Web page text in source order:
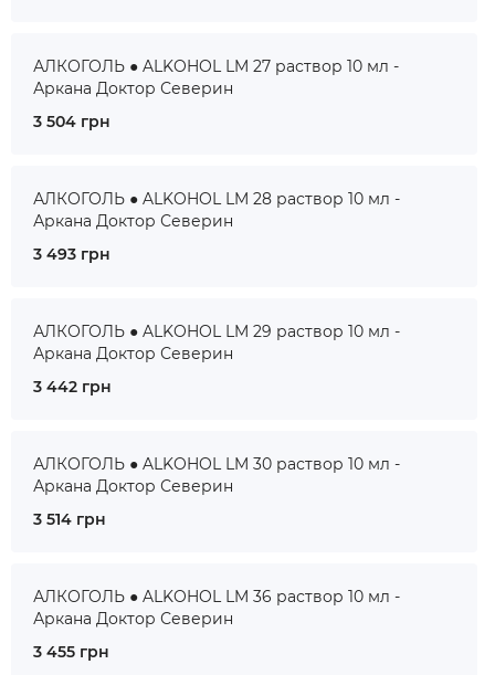
АЛКОГОЛЬ ● ALKOHOL LM 27 раствор 10 мл -
Аркана Доктор Северин
3 504 грн
АЛКОГОЛЬ ● ALKOHOL LM 28 раствор 10 мл -
Аркана Доктор Северин
3 493 грн
АЛКОГОЛЬ ● ALKOHOL LM 29 раствор 10 мл -
Аркана Доктор Северин
3 442 грн
АЛКОГОЛЬ ● ALKOHOL LM 30 раствор 10 мл -
Аркана Доктор Северин
3 514 грн
АЛКОГОЛЬ ● ALKOHOL LM 36 раствор 10 мл -
Аркана Доктор Северин
3 455 грн